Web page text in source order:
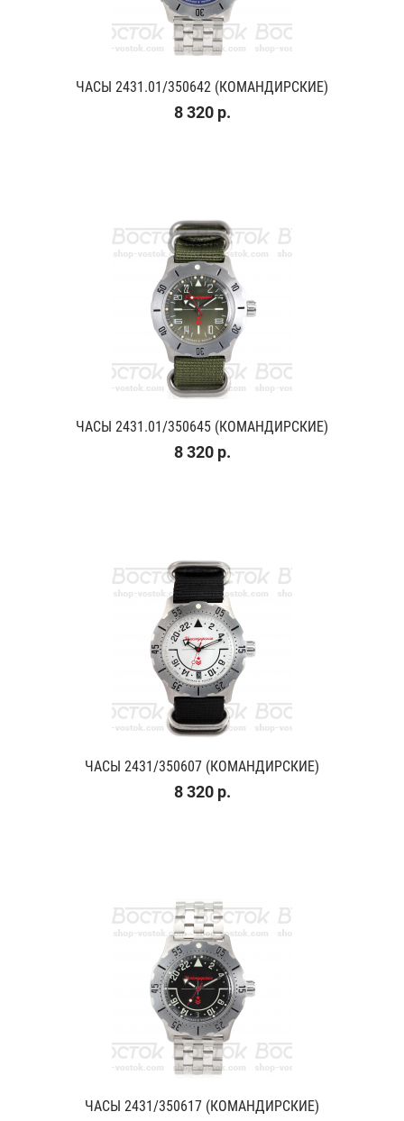
ЧАСЫ 2431.01/350642 (КОМАНДИРСКИЕ)
8 320 р.
ЧАСЫ 2431.01/350645 (КОМАНДИРСКИЕ)
8 320 р.
ЧАСЫ 2431/350607 (КОМАНДИРСКИЕ)
8 320 р.
ЧАСЫ 2431/350617 (КОМАНДИРСКИЕ)